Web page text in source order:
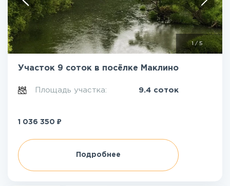
1 / 5
Участок 9 соток в посёлке Маклино
Площадь участка: 9.4 соток
1 036 350 ₽
Подробнее